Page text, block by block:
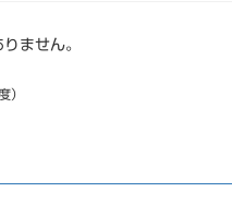
ません。
）